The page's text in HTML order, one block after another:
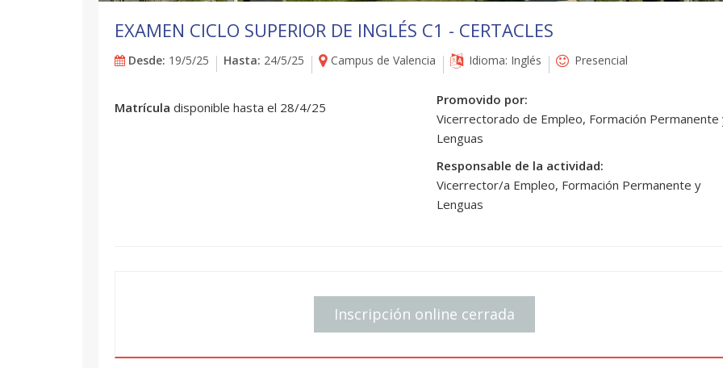
EXAMEN CICLO SUPERIOR DE INGLÉS C1 - CERTACLES
Desde: 19/5/25 Hasta: 24/5/25 Campus de Valencia Idioma: Inglés Presencial
Matrícula disponible hasta el 28/4/25
Promovido por:
Vicerrectorado de Empleo, Formación Permanente
Lenguas
Responsable de la actividad:
Vicerrector/a Empleo, Formación Permanente y
Lenguas
Inscripción online cerrada